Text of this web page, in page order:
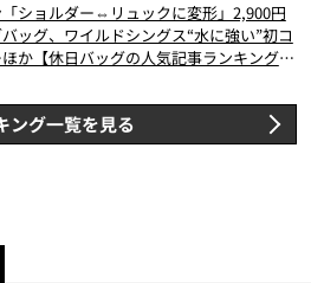
ショルダー⇔リュックに変形」2,900円
ッグ、ワイルドシングス“水に強い”初コ
か【休日バッグの人気記事ランキングベ
ング一覧を見る